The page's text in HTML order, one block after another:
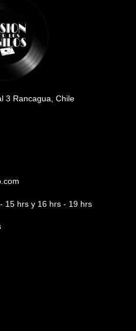
3 Rancagua, Chile
15 hrs y 16 hrs - 19 hrs